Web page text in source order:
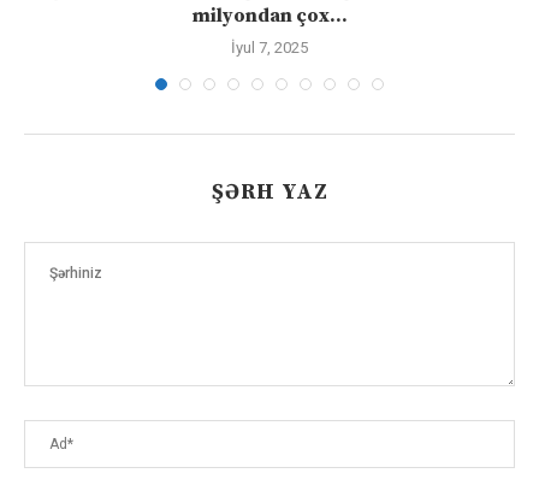
milyondan çox...
İyul 7, 2025
ŞƏRH YAZ